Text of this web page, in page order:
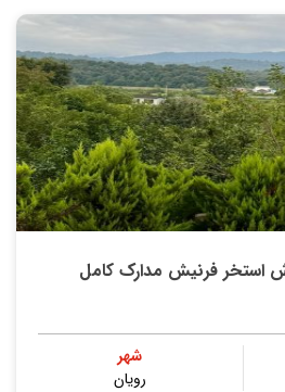
استخر فرنیش مدارک کامل
شهر
رویان